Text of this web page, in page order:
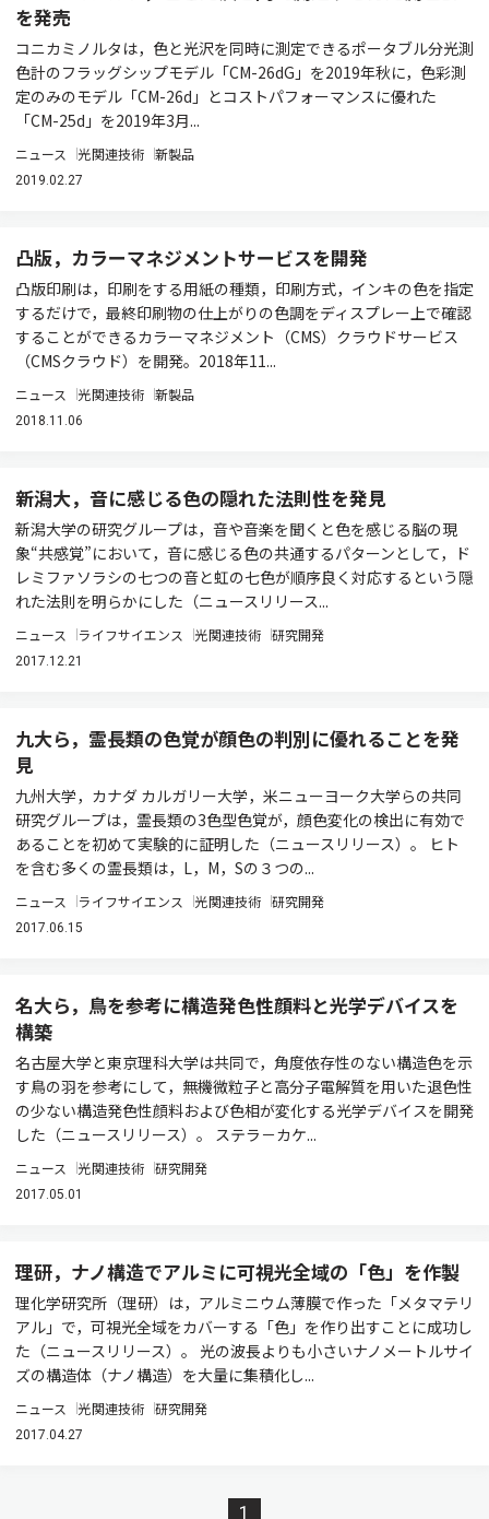
を発売
コニカミノルタは，色と光沢を同時に測定できるポータブル分光測
色計のフラッグシップモデル「CM-26dG」を2019年秋に，色彩測
定のみのモデル「CM-26d」とコストパフォーマンスに優れた
「CM-25d」を2019年3月...
ニュース 光関連技術 新製品
2019.02.27
凸版，カラーマネジメントサービスを開発
凸版印刷は，印刷をする用紙の種類，印刷方式，インキの色を指定
するだけで，最終印刷物の仕上がりの色調をディスプレー上で確認
することができるカラーマネジメント（CMS）クラウドサービス
（CMSクラウド）を開発。2018年11...
ニュース 光関連技術 新製品
2018.11.06
新潟大，音に感じる色の隠れた法則性を発見
新潟大学の研究グループは，音や音楽を聞くと色を感じる脳の現
象“共感覚”において，音に感じる色の共通するパターンとして，ド
レミファソラシの七つの音と虹の七色が順序良く対応するという隠
れた法則を明らかにした（ニュースリリース...
ニュース ライフサイエンス 光関連技術 研究開発
2017.12.21
九大ら，霊長類の色覚が顔色の判別に優れることを発
見
九州大学，カナダ カルガリー大学，米ニューヨーク大学らの共同
研究グループは，霊長類の3色型色覚が，顔色変化の検出に有効で
あることを初めて実験的に証明した（ニュースリリース）。 ヒト
を含む多くの霊長類は，L，M，Sの３つの...
ニュース ライフサイエンス 光関連技術 研究開発
2017.06.15
名大ら，鳥を参考に構造発色性顔料と光学デバイスを
構築
名古屋大学と東京理科大学は共同で，角度依存性のない構造色を示
す鳥の羽を参考にして，無機微粒子と高分子電解質を用いた退色性
の少ない構造発色性顔料および色相が変化する光学デバイスを開発
した（ニュースリリース）。 ステラ－カケ...
ニュース 光関連技術 研究開発
2017.05.01
理研，ナノ構造でアルミに可視光全域の「色」を作製
理化学研究所（理研）は，アルミニウム薄膜で作った「メタマテリ
アル」で，可視光全域をカバーする「色」を作り出すことに成功し
た（ニュースリリース）。 光の波長よりも小さいナノメートルサイ
ズの構造体（ナノ構造）を大量に集積化し...
ニュース 光関連技術 研究開発
2017.04.27
1